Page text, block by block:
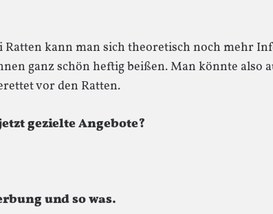
Ratten kann man sich theoretisch noch mehr
ganz schön heftig beißen. Man könnte also
vor den Ratten.
gezielte Angebote?
und so was.